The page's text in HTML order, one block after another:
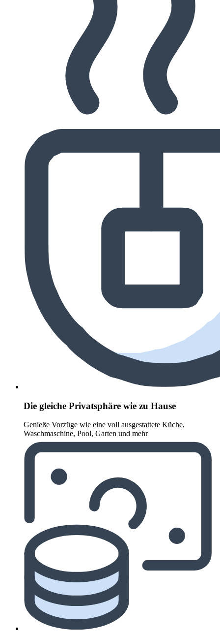
Die gleiche Privatsphäre wie zu Hause
Genieße Vorzüge wie eine voll ausgestattete Küche,
Waschmaschine, Pool, Garten und mehr